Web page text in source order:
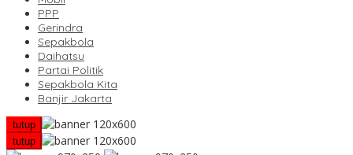
PPP
Gerindra
Sepakbola
Daihatsu
Partai Politik
Sepakbola Kita
Banjir Jakarta
tutup
tutup